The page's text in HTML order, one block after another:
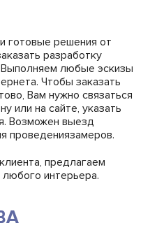
готовые решения от
разработку
Выполняем любые эскизы
Чтобы заказать
Вам нужно связаться
или на сайте, указать
Возможен выезд
проведениязамеров.
предлагаем
интерьера.